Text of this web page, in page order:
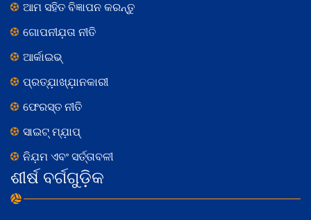
ଆମ ସହିତ ବିଜ୍ଞାପନ କରନ୍ତୁ
ଗୋପନୀଯ଼ତା ନୀତି
ଆର୍କାଇଭ୍
ପ୍ରତ୍ଯ଼ାଖ୍ଯ଼ାନକାରୀ
ଫେରସ୍ତ ନୀତି
ସାଇଟ୍ ମ୍ଯ଼ାପ୍
ନିଯ଼ମ ଏବଂ ସର୍ତ୍ତାବଳୀ
ଶୀର୍ଷ ବର୍ଗଗୁଡ଼ିକ